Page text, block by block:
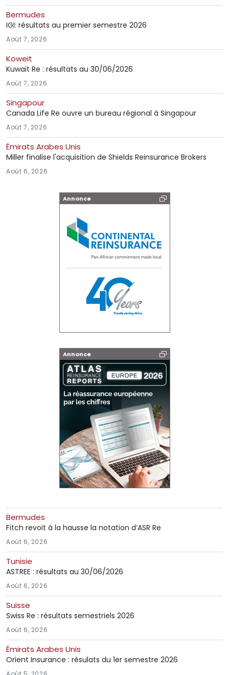
Bermudes
IGI: résultats au premier semestre 2026
Août 7, 2026
Koweit
Kuwait Re : résultats au 30/06/2026
Août 7, 2026
Singapour
Canada Life Re ouvre un bureau régional à Singapour
Août 7, 2026
Émirats Arabes Unis
Miller finalise l'acquisition de Shields Reinsurance Brokers
Août 6, 2026
Annonce
Annonce
Bermudes
Fitch revoit à la hausse la notation d’ASR Re
Août 6, 2026
Tunisie
ASTREE : résultats au 30/06/2026
Août 6, 2026
Suisse
Swiss Re : résultats semestriels 2026
Août 6, 2026
Émirats Arabes Unis
Orient Insurance : résulats du 1er semestre 2026